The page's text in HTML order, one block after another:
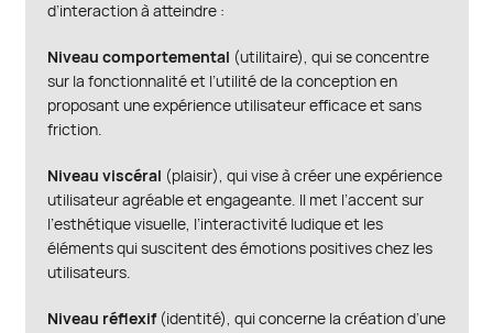
d’interaction à atteindre :
Niveau comportemental (utilitaire), qui se concentre
sur la fonctionnalité et l’utilité de la conception en
proposant une expérience utilisateur efficace et sans
friction.
Niveau viscéral (plaisir), qui vise à créer une expérience
utilisateur agréable et engageante. Il met l’accent sur
l’esthétique visuelle, l’interactivité ludique et les
éléments qui suscitent des émotions positives chez les
utilisateurs.
Niveau réflexif(identité), qui concerne la création d’une